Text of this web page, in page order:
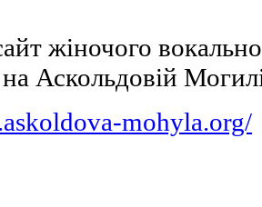
жіночого
Аскольдовій
mohyla.org/